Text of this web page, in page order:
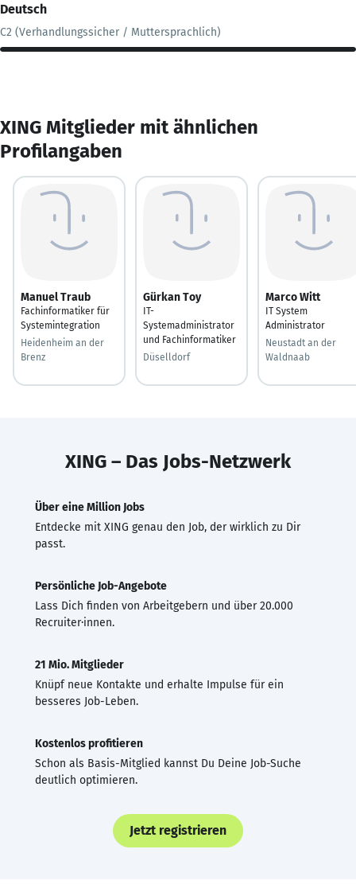
Deutsch
C2 (Verhandlungssicher / Muttersprachlich)
XING Mitglieder mit ähnlichen
Profilangaben
Manuel Traub
Fachinformatiker für
Systemintegration
Heidenheim an der
Brenz
Gürkan Toy
IT-
Systemadministrator
und Fachinformatiker
Düselldorf
Marco Witt
IT System
Administrator
Neustadt an der
Waldnaab
XING – Das Jobs-Netzwerk
Über eine Million Jobs
Entdecke mit XING genau den Job, der wirklich zu Dir
passt.
Persönliche Job-Angebote
Lass Dich finden von Arbeitgebern und über 20.000
Recruiter·innen.
21 Mio. Mitglieder
Knüpf neue Kontakte und erhalte Impulse für ein
besseres Job-Leben.
Kostenlos profitieren
Schon als Basis-Mitglied kannst Du Deine Job-Suche
deutlich optimieren.
Jetzt registrieren